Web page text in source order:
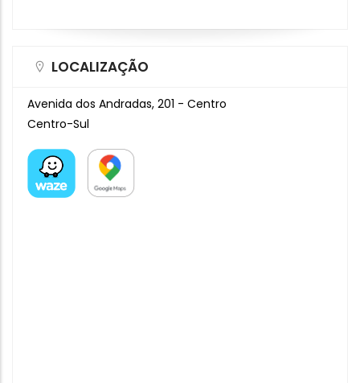
LOCALIZAÇÃO
Avenida dos Andradas, 201 - Centro
Centro-Sul